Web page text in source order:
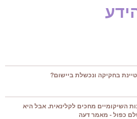
בחקיקה ונכשלת ביישום?
השיקומיים מחכים לקלינאית. אבל היא
כפול - מאמר דעה